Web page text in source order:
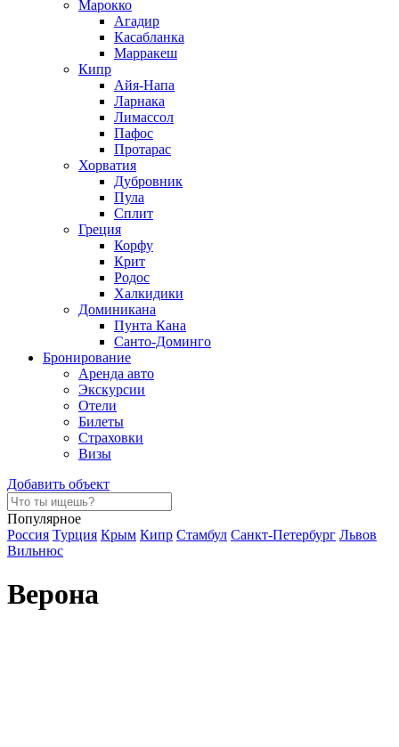
Марокко
Агадир
Касабланка
Марракеш
Кипр
Айя-Напа
Ларнака
Лимассол
Пафос
Протарас
Хорватия
Дубровник
Пула
Сплит
Греция
Корфу
Крит
Родос
Халкидики
Доминикана
Пунта Кана
Санто-Доминго
Бронирование
Аренда авто
Экскурсии
Отели
Билеты
Страховки
Визы
Добавить объект
Популярное
Россия Турция Крым Кипр Стамбул Санкт-Петербург Львов
Вильнюс
Верона